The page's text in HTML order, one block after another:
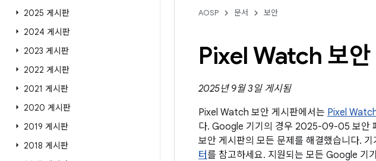
2025 게시판
2024 게시판
2023 게시판
2022 게시판
2021 게시판
2020 게시판
2019 게시판
2018 게시판
AOSP 문서 보안
Pixel Watch 보
2025년 9월 3일 게시됨
Pixel Watch 보안 게시판에서는 Pixel
다. Google 기기의 경우 2025-09-05 보안
보안 게시판의 모든 문제를 해결했습니다.
터를 참고하세요. 지원되는 모든 Google 기